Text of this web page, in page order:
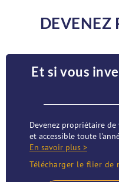
DEVENEZ
Et si vous
Devenez propriétaire
et accessible toute
En savoir plus >
Télécharger le flier de